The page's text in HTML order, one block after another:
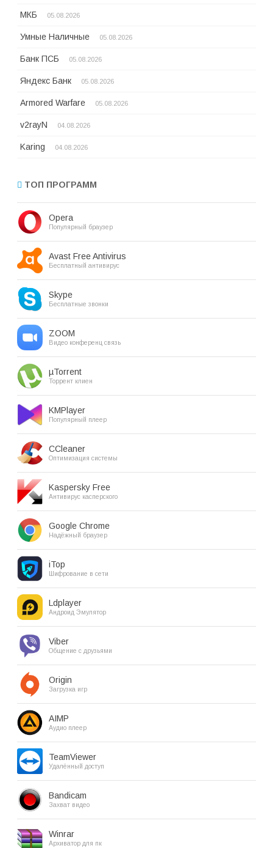
МКБ 05.08.2026
Умные Наличные 05.08.2026
Банк ПСБ 05.08.2026
Яндекс Банк 05.08.2026
Armored Warfare 05.08.2026
v2rayN 04.08.2026
Karing 04.08.2026
ТОП ПРОГРАММ
Opera
Популярный браузер
Avast Free Antivirus
Бесплатный антивирус
Skype
Бесплатные звонки
ZOOM
Видео конференц связь
µTorrent
Торрент клиен
KMPlayer
Популярный плеер
CCleaner
Оптимизация системы
Kaspersky Free
Антивирус касперского
Google Chrome
Надёжный браузер
iTop
Шифрование в сети
Ldplayer
Андроид Эмулятор
Viber
Общение с друзьями
Origin
Загрузка игр
AIMP
Аудио плеер
TeamViewer
Удалённый доступ
Bandicam
Захват видео
Winrar
Архиватор для пк